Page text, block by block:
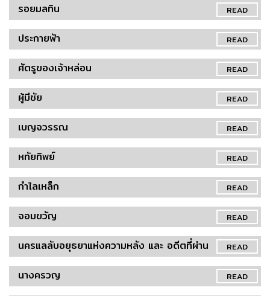
READ
รอยมลทิน
READ
ประกายฟ้า
READ
ศัตรูของเจ้าหล่อน
READ
ผู้มีชัย
READ
เบญจวรรณ
READ
หทัยทิพย์
READ
กำไลเหล็ก
READ
จอมขวัญ
READ
นครแลลับอยุธยาแห่งความหลัง และ อดีตที่ผ่าน
READ
นางครวญ